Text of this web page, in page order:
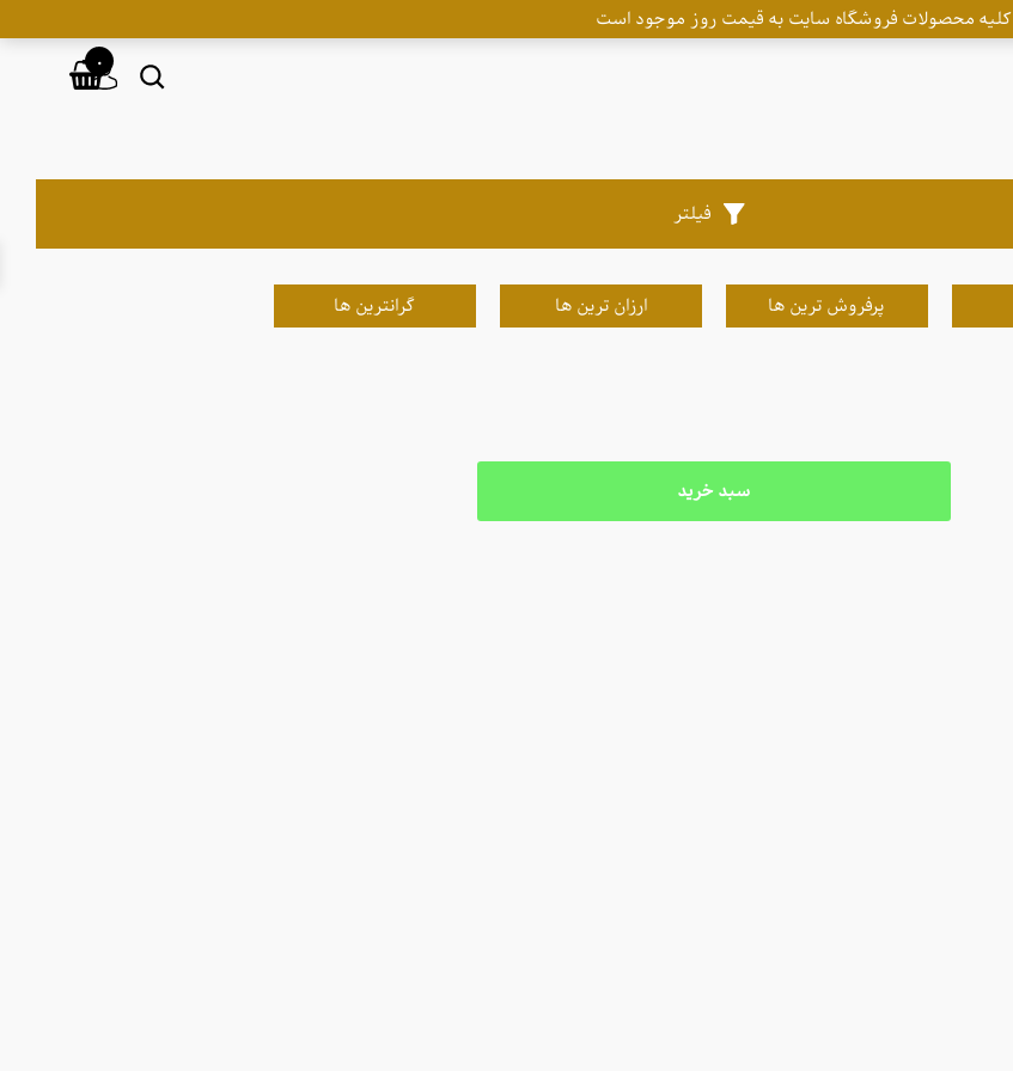
فیلتر
پرفروش ترین ها ارزان ترین ها گرانترین ها
سبد خرید
کلیه محصولات فروشگاه سایت به قیمت روز موجود است
۰